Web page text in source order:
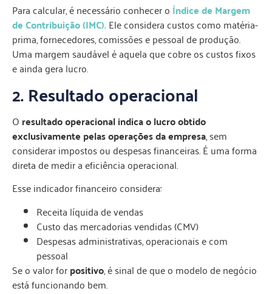
Para calcular, é necessário conhecer o Índice de Margem
de Contribuição (IMC).Ele considera custos como matéria-
prima, fornecedores, comissões e pessoal de produção.
Uma margem saudável é aquela que cobre os custos fixos
e ainda gera lucro.
2. Resultado operacional
O resultado operacional indica o lucro obtido
exclusivamente pelas operações da empresa, sem
considerar impostos ou despesas financeiras. É uma forma
direta de medir a eficiência operacional.
Esse indicador financeiro considera:
Receita líquida de vendas
Custo das mercadorias vendidas (CMV)
Despesas administrativas, operacionais e com
pessoal
Se o valor forpositivo, é sinal de que o modelo de negócio
está funcionando bem.